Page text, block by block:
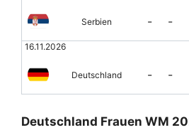
Serbien - -
16.11.2026
Deutschland - -
Deutschland Frauen WM